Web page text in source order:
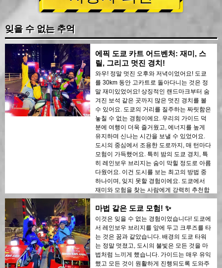
잊을 수 없는 추억
에픽 도쿄 카트 어드벤처: 재미, 스
릴, 그리고 멋진 경치!
와우! 정말 멋진 오후와 저녁이었어요! 도쿄
를 30km 동안 고카트로 돌아다니는 것은 정
말 재미있었어요! 상징적인 랜드마크부터 숨
겨진 보석 같은 곳까지 많은 멋진 경치를 볼
수 있어요. 도쿄의 거리를 질주하는 짜릿함은
놓칠 수 없는 경험이에요. 우리의 가이드 덕
분에 여행이 더욱 즐거웠고, 에너지를 높게
유지하며 신나는 시간을 보낼 수 있었어요.
도시의 중심에서 조용한 도로까지, 매 턴마다
모험이 가득했어요. 특히 밤의 도쿄 경치, 특
히 레인보우 브리지는 숨이 막힐 정도로 아름
다웠어요. 이건 도시를 보는 최고의 방법 중
하나이며, 잊지 못할 경험이에요. 도쿄에서
재미와 모험을 찾는 사람에게 강력히 추천합
니다!
마법 같은 도쿄 모험! ✨
이것은 잊을 수 없는 경험이었습니다! 도쿄에
서 레인보우 브리지를 앞에 두고 크루즈를 타
는 것은 꿈과 같았습니다. 배경의 도쿄 타워
는 정말 멋졌고, 도시의 불빛은 모든 것을 마
법처럼 느끼게 했습니다. 가이드는 매우 유익
했고 모든 것이 원활하게 진행되도록 도와주